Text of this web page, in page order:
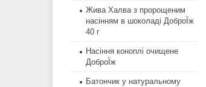
Жива Халва з пророщеним
насінням в шоколаді ДоброЇж
40 г
Насіння коноплі очищене
ДоброЇж
Батончик у натуральному